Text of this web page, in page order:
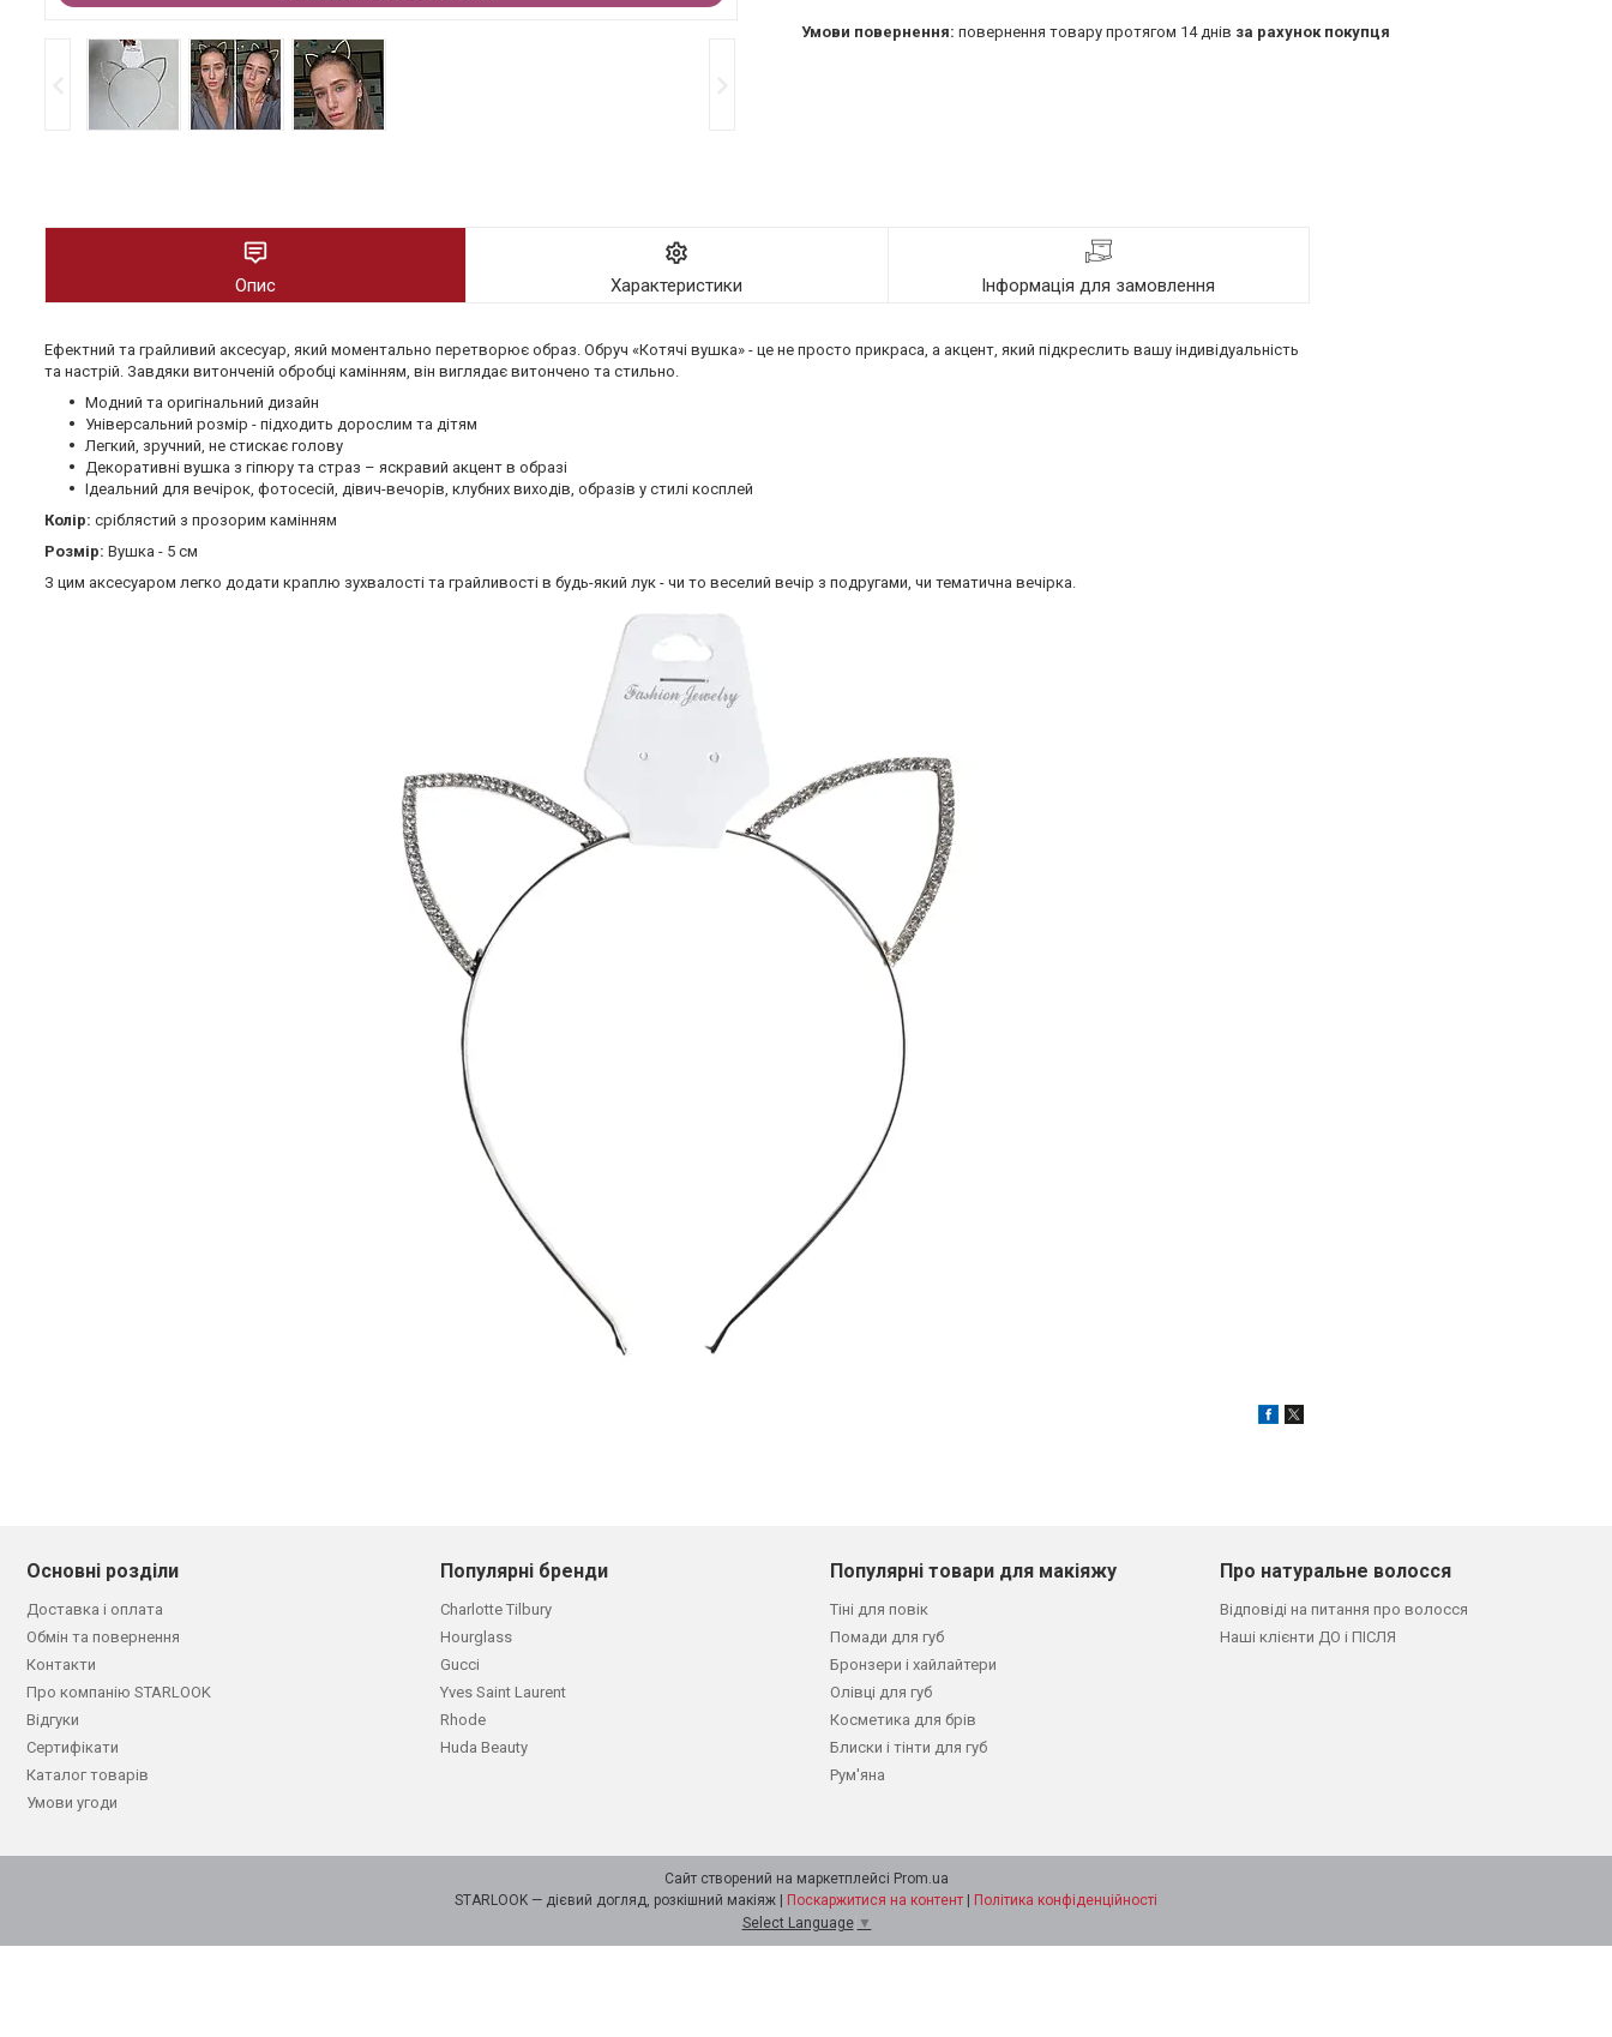
повернення товару протягом 14 днів за рахунок покупця
Опис Характеристики Інформація для замовлення
Ефектний та грайливий аксесуар, який моментально перетворює образ. Обруч «Котячі вушка» - це не просто прикраса, а акцент, який підкреслить вашу індивідуальність
та настрій. Завдяки витонченій обробці камінням, він виглядає витончено та стильно.
Модний та оригінальний дизайн
Універсальний розмір - підходить дорослим та дітям
Легкий, зручний, не стискає голову
Декоративні вушка з гіпюру та страз – яскравий акцент в образі
Ідеальний для вечірок, фотосесій, дівич-вечорів, клубних виходів, образів у стилі косплей
Колір: сріблястий з прозорим камінням
Розмір: Вушка - 5 см
З цим аксесуаром легко додати краплю зухвалості та грайливості в будь-який лук - чи то веселий вечір з подругами, чи тематична вечірка.
Основні розділи
Доставка і оплата
Обмін та повернення
Контакти
Про компанію STARLOOK
Відгуки
Сертифікати
Каталог товарів
Умови угоди
Популярні бренди
Charlotte Tilbury
Hourglass
Gucci
Yves Saint Laurent
Rhode
Huda Beauty
Популярні товари для макіяжу
Тіні для повік
Помади для губ
Бронзери і хайлайтери
Олівці для губ
Косметика для брів
Блиски і тінти для губ
Рум'яна
Про натуральне волосся
Відповіді на питання про волосся
Наші клієнти ДО і ПІСЛЯ
Сайт створений на маркетплейсі Prom.ua
Поскаржитися на контент
Політика конфіденційності
Select Language ▼